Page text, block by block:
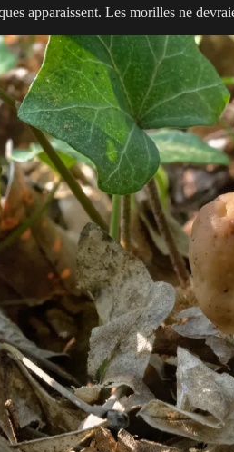
apparaissent. Les morilles ne